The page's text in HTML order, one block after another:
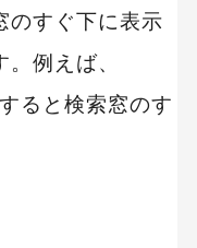
のすぐ下に表示
例えば、
ると検索窓のす